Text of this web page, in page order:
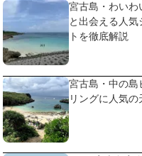
宮古島・わいわ
と出会える人
トを徹底解説
宮古島・中の島
リングに人気